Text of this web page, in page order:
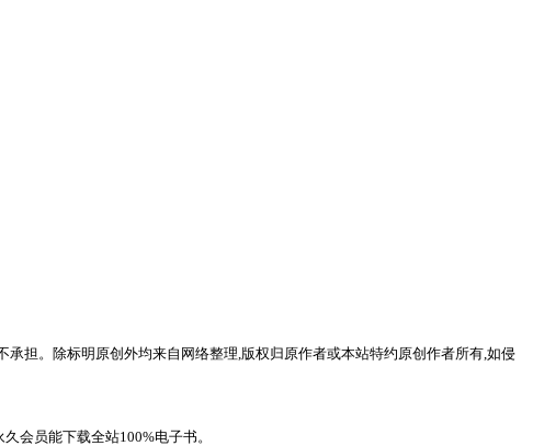
担。除标明原创外均来自网络整理,版权归原作者或本站特约原创作者所有,如侵
会员能下载全站100%电子书。